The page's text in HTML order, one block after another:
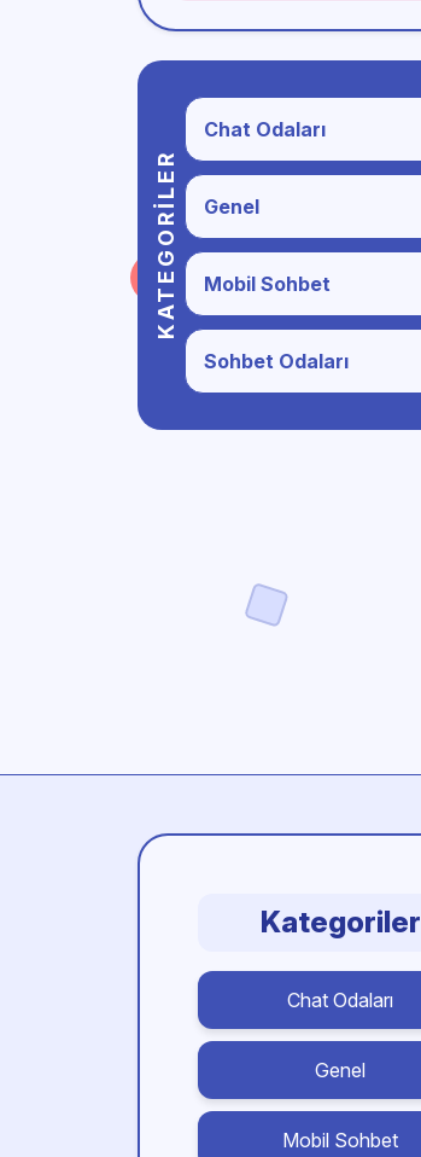
KATEGORILER
Chat Odaları
Genel
Mobil Sohbet
Sohbet Odaları
Kategoriler
Chat Odaları
Genel
Mobil Sohbet